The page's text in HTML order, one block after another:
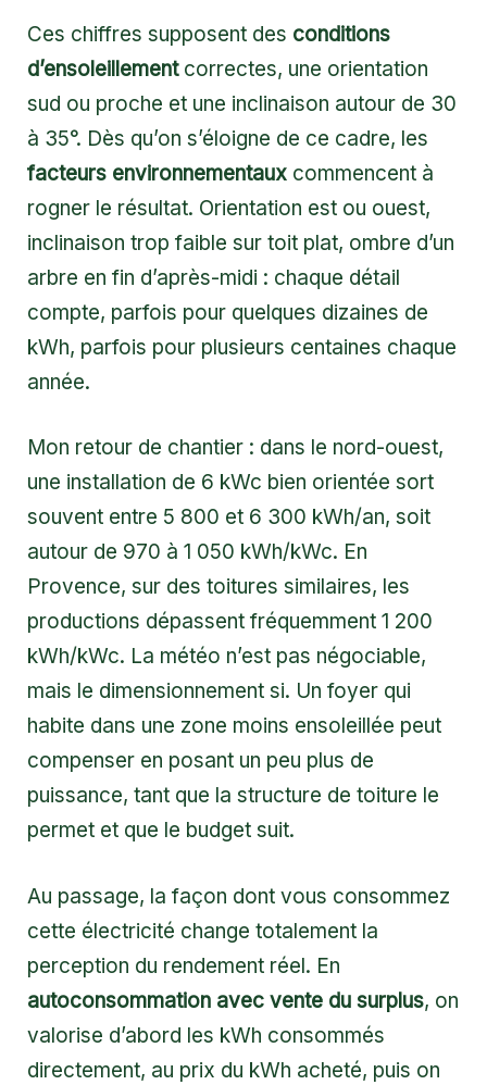
Ces chiffres supposent des conditions
d’ensoleillementcorrectes, une orientation
sud ou proche et une inclinaison autour de 30
à 35°. Dès qu’on s’éloigne de ce cadre, les
facteurs environnementaux commencent à
rogner le résultat. Orientation est ou ouest,
inclinaison trop faible sur toit plat, ombre d’un
arbre en fin d’après-midi : chaque détail
compte, parfois pour quelques dizaines de
kWh, parfois pour plusieurs centaines chaque
année.
Mon retour de chantier : dans le nord-ouest,
une installation de 6 kWc bien orientée sort
souvent entre 5 800 et 6 300 kWh/an, soit
autour de 970 à 1 050 kWh/kWc. En
Provence, sur des toitures similaires, les
productions dépassent fréquemment 1 200
kWh/kWc. La météo n’est pas négociable,
mais le dimensionnement si. Un foyer qui
habite dans une zone moins ensoleillée peut
compenser en posant un peu plus de
puissance, tant que la structure de toiture le
permet et que le budget suit.
Au passage, la façon dont vous consommez
cette électricité change totalement la
perception du rendement réel. En
autoconsommation avec vente du surplus, on
valorise d’abord les kWh consommés
directement, au prix du kWh acheté, puis on